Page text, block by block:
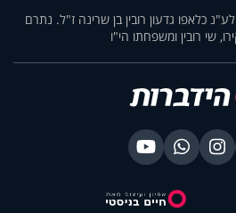
כלאפו גדעון רובין בן שרינה ז"ל. נתרם
שי רובין ומשפחתו הי"ו